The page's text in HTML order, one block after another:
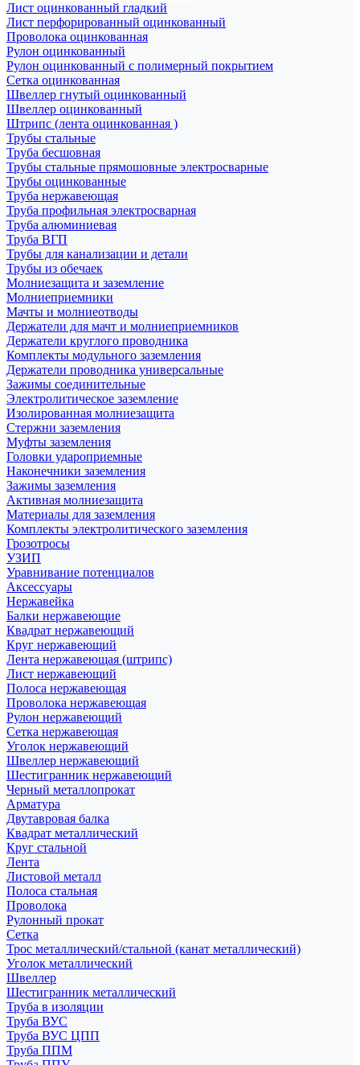
Лист оцинкованный гладкий
Лист перфорированный оцинкованный
Проволока оцинкованная
Рулон оцинкованный
Рулон оцинкованный с полимерный покрытием
Сетка оцинкованная
Швеллер гнутый оцинкованный
Швеллер оцинкованный
Штрипс (лента оцинкованная )
Трубы стальные
Труба бесшовная
Трубы стальные прямошовные электросварные
Трубы оцинкованные
Труба нержавеющая
Труба профильная электросварная
Труба алюминиевая
Труба ВГП
Трубы для канализации и детали
Трубы из обечаек
Молниезащита и заземление
Молниеприемники
Мачты и молниеотводы
Держатели для мачт и молниеприемников
Держатели круглого проводника
Комплекты модульного заземления
Держатели проводника универсальные
Зажимы соединительные
Электролитическое заземление
Изолированная молниезащита
Стержни заземления
Муфты заземления
Головки удароприемные
Наконечники заземления
Зажимы заземления
Активная молниезащита
Материалы для заземления
Комплекты электролитического заземления
Грозотросы
УЗИП
Уравнивание потенциалов
Аксессуары
Нержавейка
Балки нержавеющие
Квадрат нержавеющий
Круг нержавеющий
Лента нержавеющая (штрипс)
Лист нержавеющий
Полоса нержавеющая
Проволока нержавеющая
Рулон нержавеющий
Сетка нержавеющая
Уголок нержавеющий
Швеллер нержавеющий
Шестигранник нержавеющий
Черный металлопрокат
Арматура
Двутавровая балка
Квадрат металлический
Круг стальной
Лента
Листовой металл
Полоса стальная
Проволока
Рулонный прокат
Сетка
Трос металлический/стальной (канат металлический)
Уголок металлический
Швеллер
Шестигранник металлический
Труба в изоляции
Труба ВУС
Труба ВУС ЦПП
Труба ППМ